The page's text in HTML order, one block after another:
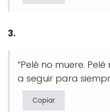
3.
“Pelé no muere.
a seguir para
Copiar